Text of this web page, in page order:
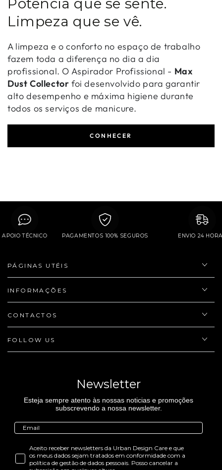
Limpeza que se vê.
A limpeza e o conforto no espaço de trabalho
fazem toda a diferença no dia a dia
profissional. O Aspirador Profissional - Max
Dust Collector foi desenvolvido para garantir
alto desempenho e máxima higiene durante
todos os serviços de manicure.
CONHECER
APOIO TÉCNICO PAGAMENTOS 100% SEGUROS ENVIO 24
PÁGINAS UTÉIS
INFORMAÇÕES
CONTACTOS
FOLLOW US
Newsletter
Esteja sempre atento às nossas noticias e promoções
subscrevendo a nossa newsletter.
Aceito receber newsletters da Urban Design Care e que
os meus dados sejam tratados em conformidade com a
política de gestão de dados pessoais. Posso cancelar a